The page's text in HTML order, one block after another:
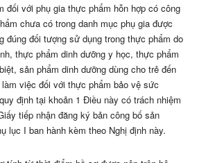
đối với phụ gia thực phẩm hỗn hợp có công
chưa có trong danh mục phụ gia được
đúng đối tượng sử dụng trong thực phẩm do
thực phẩm dinh dưỡng y học, thực phẩm
sản phẩm dinh dưỡng dùng cho trẻ đến
việc đối với thực phẩm bảo vệ sức
định tại khoản 1 Điều này có trách nhiệm
tiếp nhận đăng ký bản công bố sản
lục I ban hành kèm theo Nghị định này.